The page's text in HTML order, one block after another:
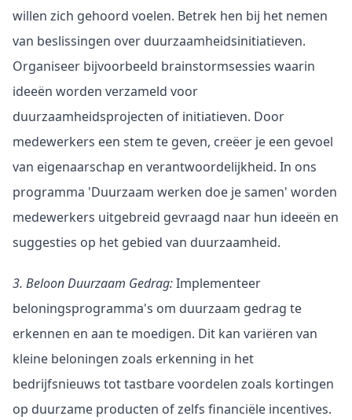
willen zich gehoord voelen. Betrek hen bij het nemen
van beslissingen over duurzaamheidsinitiatieven.
Organiseer bijvoorbeeld brainstormsessies waarin
ideeën worden verzameld voor
duurzaamheidsprojecten of initiatieven. Door
medewerkers een stem te geven, creëer je een gevoel
van eigenaarschap en verantwoordelijkheid. In ons
programma 'Duurzaam werken doe je samen' worden
medewerkers uitgebreid gevraagd naar hun ideeën en
suggesties op het gebied van duurzaamheid.
3. Beloon Duurzaam Gedrag: Implementeer
beloningsprogramma's om duurzaam gedrag te
erkennen en aan te moedigen. Dit kan variëren van
kleine beloningen zoals erkenning in het
bedrijfsnieuws tot tastbare voordelen zoals kortingen
op duurzame producten of zelfs financiële incentives.